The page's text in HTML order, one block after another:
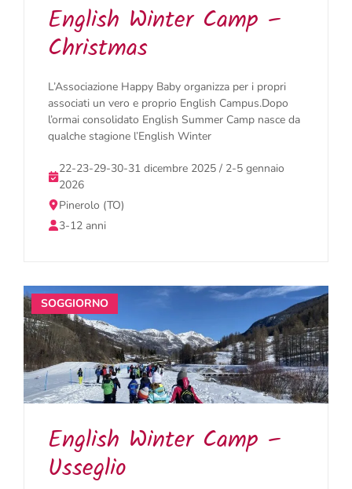
English Winter Camp –
Christmas
L’Associazione Happy Baby organizza per i propri
associati un vero e proprio English Campus.Dopo
l’ormai consolidato English Summer Camp nasce da
qualche stagione l’English Winter
22-23-29-30-31 dicembre 2025 / 2-5 gennaio
2026
Pinerolo (TO)
3-12 anni
SOGGIORNO
English Winter Camp –
Usseglio